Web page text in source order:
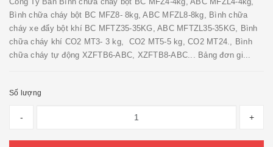
Bình chữa cháy bột BC MFZ8- 8kg, ABC MFZL8-8kg, Bình chữa
cháy xe đẩy bột khí BC MFTZ35-35KG, ABC MFTZL35-35KG, Bình
chữa cháy khí CO2 MT3- 3 kg, CO2 MT5-5 kg, CO2 MT24., Bình
chữa cháy tự động XZFTB6-ABC, XZFTB8-ABC... Bảng đơn gi...
Số lượng
- +